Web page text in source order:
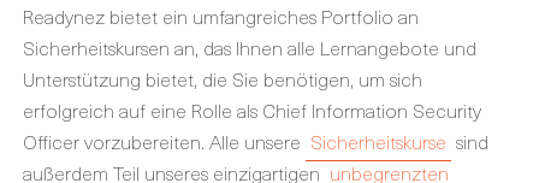
Readynez bietet ein umfangreiches Portfolio an
Sicherheitskursen an, das Ihnen alle Lernangebote und
Unterstützung bietet, die Sie benötigen, um sich
erfolgreich auf eine Rolle als Chief Information Security
Officer vorzubereiten. Alle unsere Sicherheitskurse sind
außerdem Teil unseres einzigartigen unbegrenzten